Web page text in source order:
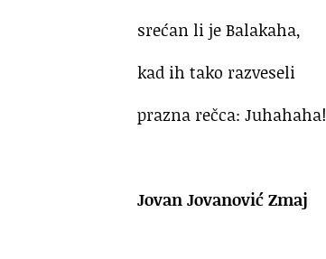
srećan li je Balakaha,
kad ih tako razveseli
prazna rečca: Juhahaha!
Jovan Jovanović Zmaj